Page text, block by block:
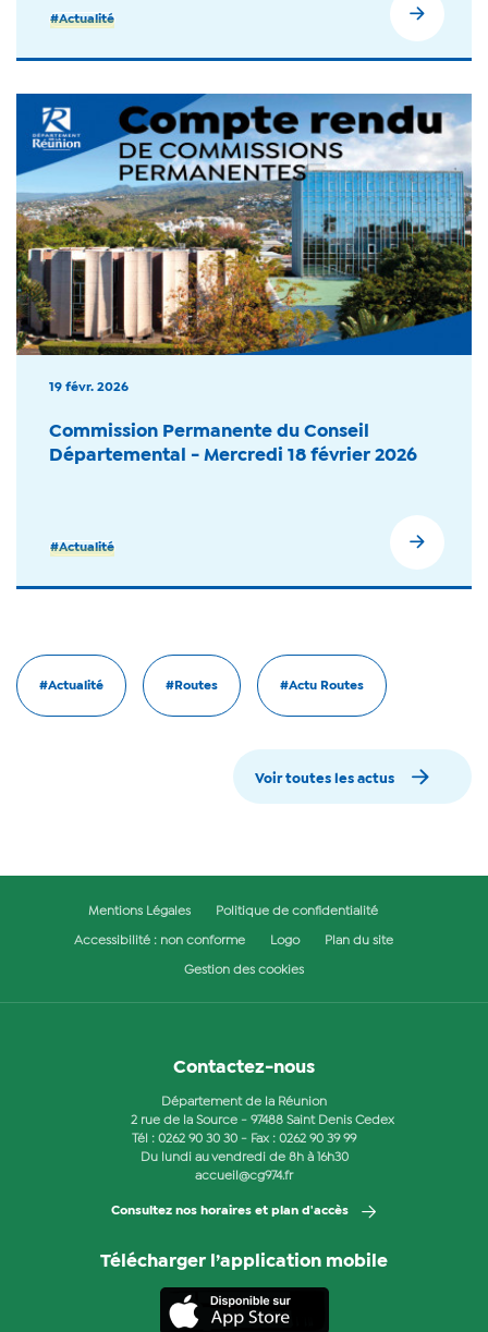
#Actualité
19 févr. 2026
Commission Permanente du Conseil
Départemental - Mercredi 18 février 2026
#Actualité
#Actualité #Routes #Actu Routes
Voir toutes les actus
Mentions Légales Politique de confidentialité
Accessibilité : non conforme Logo Plan du site
Gestion des cookies
Contactez-nous
Département de la Réunion
2 rue de la Source - 97488 Saint Denis Cedex
Tél : 0262 90 30 30 - Fax : 0262 90 39 99
Du lundi au vendredi de 8h à 16h30
accueil@cg974.fr
Consultez nos horaires et plan d'accès
Télécharger l’application mobile